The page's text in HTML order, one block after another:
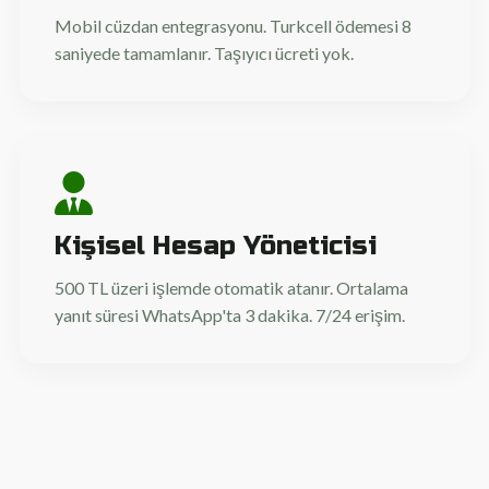
Mobil cüzdan entegrasyonu. Turkcell ödemesi 8
saniyede tamamlanır. Taşıyıcı ücreti yok.
Kişisel Hesap Yöneticisi
500 TL üzeri işlemde otomatik atanır. Ortalama
yanıt süresi WhatsApp'ta 3 dakika. 7/24 erişim.